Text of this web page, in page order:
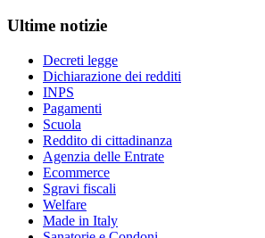
Ultime notizie
Decreti legge
Dichiarazione dei redditi
INPS
Pagamenti
Scuola
Reddito di cittadinanza
Agenzia delle Entrate
Ecommerce
Sgravi fiscali
Welfare
Made in Italy